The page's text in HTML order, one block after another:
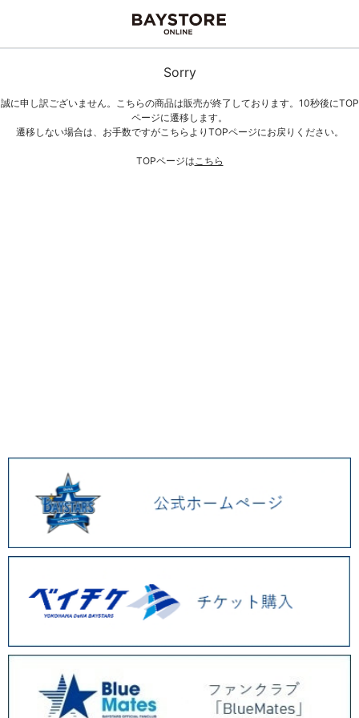
Sorry
誠に申し訳ございません。こちらの商品は販売が終了しております。10秒後にTOP
ページに遷移します。
遷移しない場合は、お手数ですがこちらよりTOPページにお戻りください。
TOPページはこちら